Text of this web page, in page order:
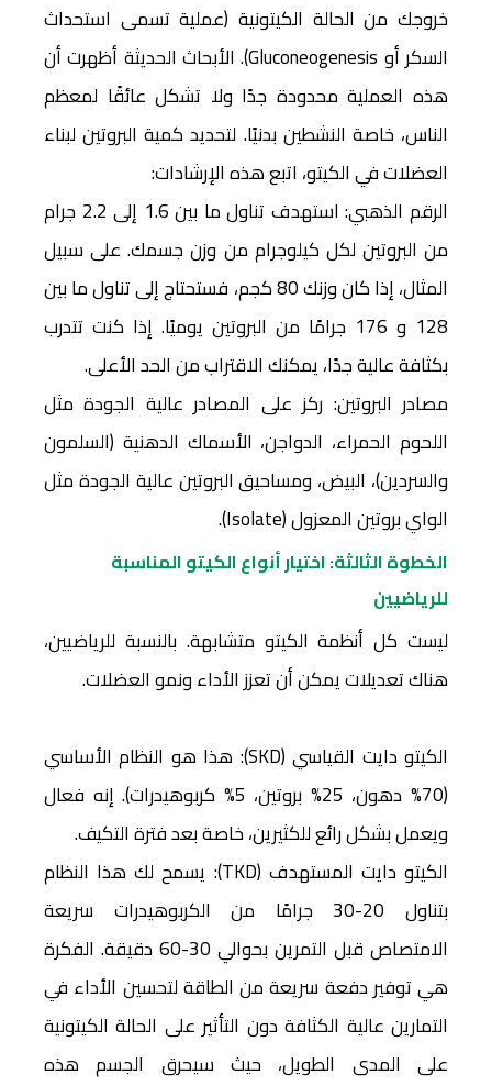
خروجك من الحالة الكيتونية (عملية تسمى استحداث
السكر أو Gluconeogenesis). الأبحاث الحديثة أظهرت أن
هذه العملية محدودة جدًا ولا تشكل عائقًا لمعظم
الناس، خاصة النشطين بدنيًا. لتحديد كمية البروتين لبناء
العضلات في الكيتو، اتبع هذه الإرشادات:
الرقم الذهبي: استهدف تناول ما بين 1.6 إلى 2.2 جرام
من البروتين لكل كيلوجرام من وزن جسمك. على سبيل
المثال، إذا كان وزنك 80 كجم، فستحتاج إلى تناول ما بين
128 و 176 جرامًا من البروتين يوميًا. إذا كنت تتدرب
بكثافة عالية جدًا، يمكنك الاقتراب من الحد الأعلى.
مصادر البروتين: ركز على المصادر عالية الجودة مثل
اللحوم الحمراء، الدواجن، الأسماك الدهنية (السلمون
والسردين)، البيض، ومساحيق البروتين عالية الجودة مثل
الواي بروتين المعزول (Isolate).
الخطوة الثالثة: اختيار أنواع الكيتو المناسبة
للرياضيين
ليست كل أنظمة الكيتو متشابهة. بالنسبة للرياضيين،
هناك تعديلات يمكن أن تعزز الأداء ونمو العضلات.
الكيتو دايت القياسي (SKD): هذا هو النظام الأساسي
(70% دهون، 25% بروتين، 5% كربوهيدرات). إنه فعال
ويعمل بشكل رائع للكثيرين، خاصة بعد فترة التكيف.
الكيتو دايت المستهدف (TKD): يسمح لك هذا النظام
بتناول 20-30 جرامًا من الكربوهيدرات سريعة
الامتصاص قبل التمرين بحوالي 30-60 دقيقة. الفكرة
هي توفير دفعة سريعة من الطاقة لتحسين الأداء في
التمارين عالية الكثافة دون التأثير على الحالة الكيتونية
على المدى الطويل، حيث سيحرق الجسم هذه